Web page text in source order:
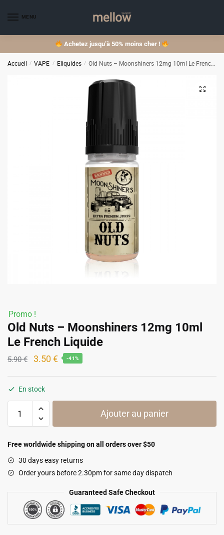
MENU
Achetez jusqu’à 50% moins cher !
Accueil / VAPE / Eliquides / Old Nuts – Moonshiners 12mg 10ml Le French Liquide
Promo !
Old Nuts – Moonshiners 12mg 10ml
Le French Liquide
5.90€
Le
initial
était :
5.90 €.
3.50 €Le
est :
-41%
En stock
Nuts
Moonshiners
12mg
French
Ajouter au panier
Free worldwide shipping on all orders over $50
30 days easy returns
Order yours before 2.30pm for same day dispatch
Guaranteed Safe Checkout